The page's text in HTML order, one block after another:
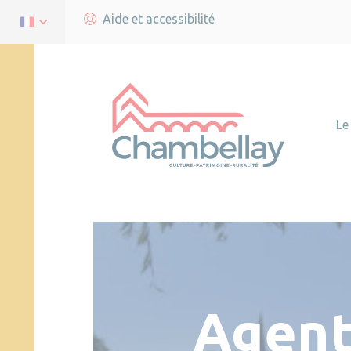
Aide et accessibilité